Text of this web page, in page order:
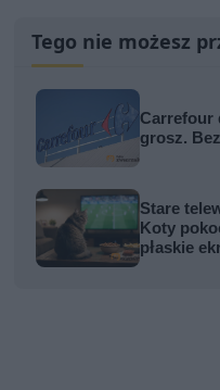
Tego nie możesz
Carrefour
grosz.
Stare
Koty
płaskie